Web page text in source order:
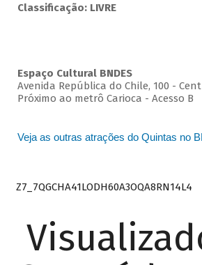
Classificação: LIVRE
Espaço Cultural BNDES
Avenida República do Chile, 100 -
Próximo ao metrô Carioca - Acesso B
Veja as outras atrações do Quintas no
Z7_7QGCHA41LODH60A3OQA8RN14L4